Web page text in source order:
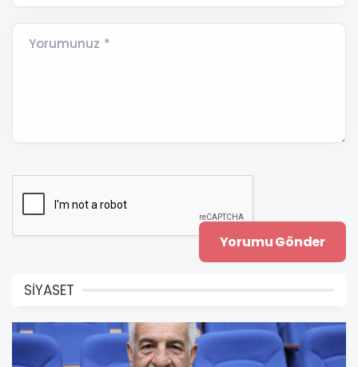
Yorumunuz *
SİYASET